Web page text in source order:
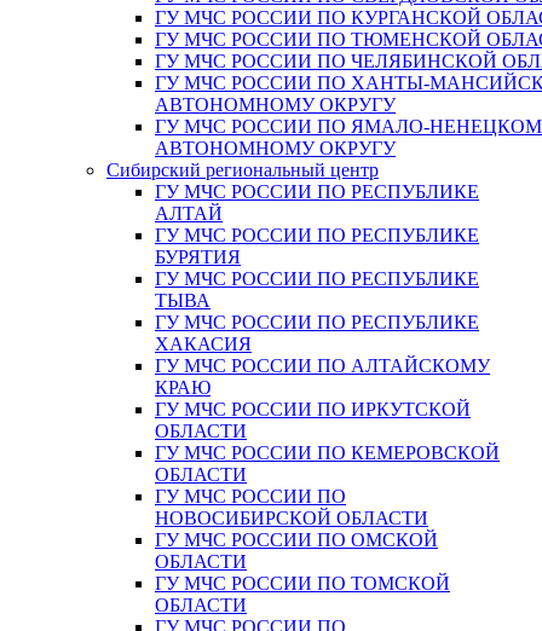
ГУ МЧС РОССИИ ПО КУРГАНСКОЙ
ГУ МЧС РОССИИ ПО ТЮМЕНСКОЙ
ГУ МЧС РОССИИ ПО ЧЕЛЯБИНСКОЙ
ГУ МЧС РОССИИ ПО ХАНТЫ-
АВТОНОМНОМУ ОКРУГУ
ГУ МЧС РОССИИ ПО ЯМАЛО-
АВТОНОМНОМУ ОКРУГУ
Сибирский региональный центр
ГУ МЧС РОССИИ ПО РЕСПУБЛИКЕ
АЛТАЙ
ГУ МЧС РОССИИ ПО РЕСПУБЛИКЕ
БУРЯТИЯ
ГУ МЧС РОССИИ ПО РЕСПУБЛИКЕ
ТЫВА
ГУ МЧС РОССИИ ПО РЕСПУБЛИКЕ
ХАКАСИЯ
ГУ МЧС РОССИИ ПО АЛТАЙСКОМУ
КРАЮ
ГУ МЧС РОССИИ ПО ИРКУТСКОЙ
ОБЛАСТИ
ГУ МЧС РОССИИ ПО КЕМЕРОВСКОЙ
ОБЛАСТИ
ГУ МЧС РОССИИ ПО
НОВОСИБИРСКОЙ ОБЛАСТИ
ГУ МЧС РОССИИ ПО ОМСКОЙ
ОБЛАСТИ
ГУ МЧС РОССИИ ПО ТОМСКОЙ
ОБЛАСТИ
ГУ МЧС РОССИИ ПО